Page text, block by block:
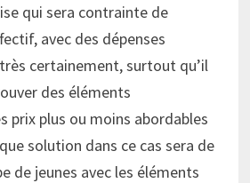
qui sera contrainte de
avec des dépenses
certainement, surtout qu’il
des éléments
prix plus ou moins abordables
solution dans ce cas sera de
de jeunes avec les éléments